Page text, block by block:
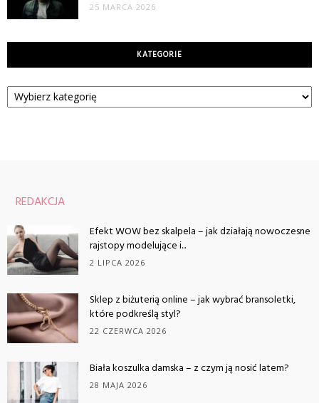
25 MARCA 2026
KATEGORIE
Kategorie
REDAKCJA
Efekt WOW bez skalpela – jak działają nowoczesne
rajstopy modelujące i...
2 LIPCA 2026
Sklep z biżuterią online – jak wybrać bransoletki,
które podkreślą styl?
22 CZERWCA 2026
Biała koszulka damska – z czym ją nosić latem?
28 MAJA 2026